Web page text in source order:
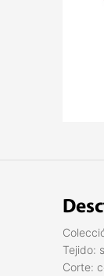
Tejido:
Corte: